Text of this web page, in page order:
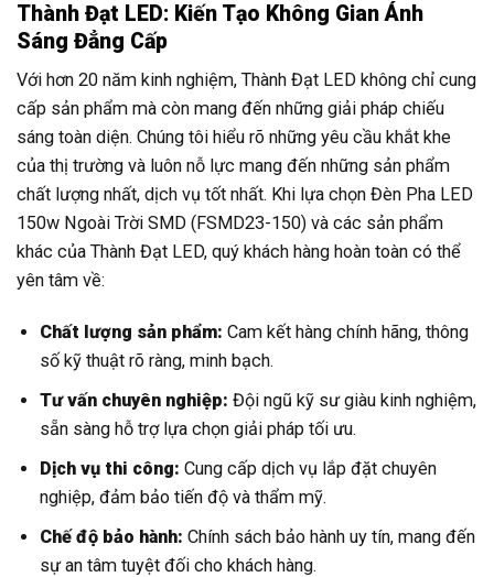
Thành Đạt LED: Kiến Tạo Không Gian Ánh
Sáng Đẳng Cấp
Với hơn 20 năm kinh nghiệm, Thành Đạt LED không chỉ cung
cấp sản phẩm mà còn mang đến những giải pháp chiếu
sáng toàn diện. Chúng tôi hiểu rõ những yêu cầu khắt khe
của thị trường và luôn nỗ lực mang đến những sản phẩm
chất lượng nhất, dịch vụ tốt nhất. Khi lựa chọn Đèn Pha LED
150w Ngoài Trời SMD (FSMD23-150) và các sản phẩm
khác của Thành Đạt LED, quý khách hàng hoàn toàn có thể
yên tâm về:
Chất lượng sản phẩm: Cam kết hàng chính hãng, thông
số kỹ thuật rõ ràng, minh bạch.
Tư vấn chuyên nghiệp: Đội ngũ kỹ sư giàu kinh nghiệm,
sẵn sàng hỗ trợ lựa chọn giải pháp tối ưu.
Dịch vụ thi công: Cung cấp dịch vụ lắp đặt chuyên
nghiệp, đảm bảo tiến độ và thẩm mỹ.
Chế độ bảo hành: Chính sách bảo hành uy tín, mang đến
sự an tâm tuyệt đối cho khách hàng.